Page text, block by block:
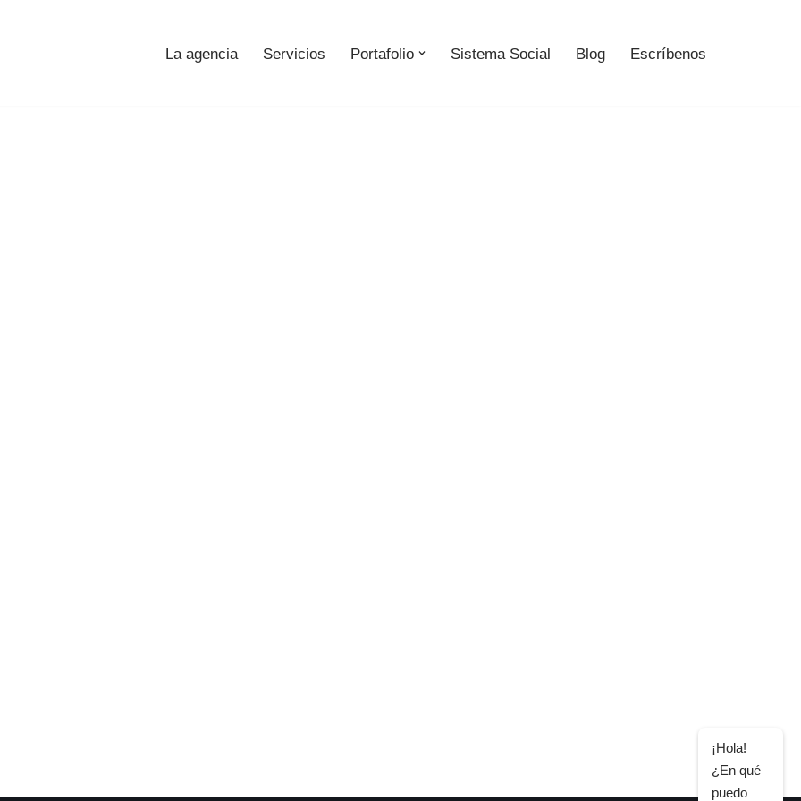
La agencia Servicios Portafolio Sistema Social Blog Escríbenos
¡Hola!
¿En qué
puedo